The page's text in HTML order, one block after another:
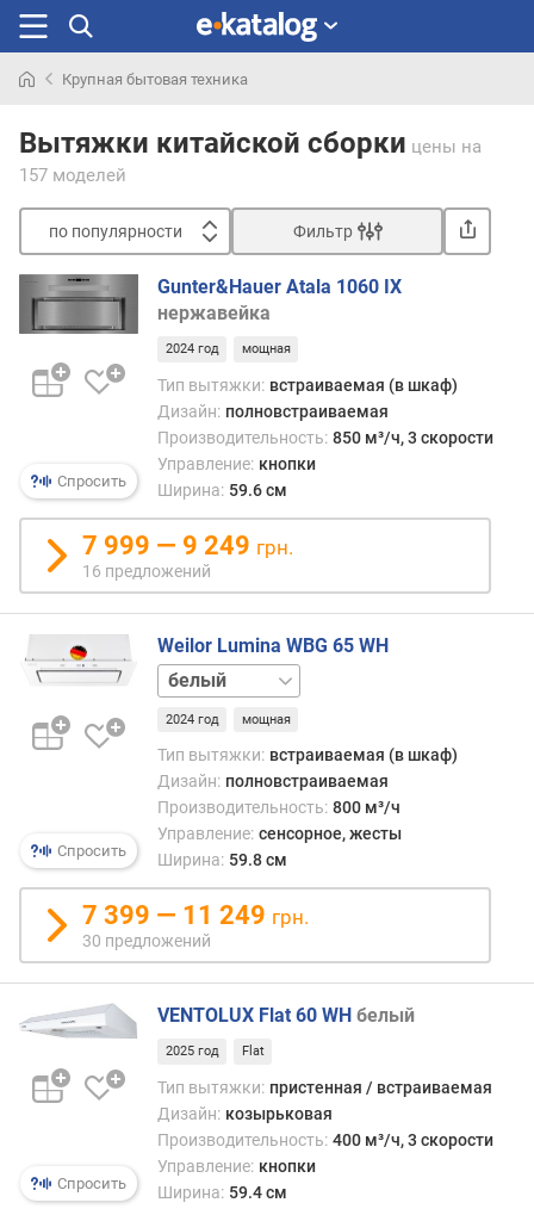
раньше
Крупная бытовая техника
Вытяжки китайской сборки цены на
157 моделей
по популярности
п
о
о
п
я
р
о
о
д
е
ы
х
д
р
г
м
д
о
Фильтр
Спросить
Gunter&Hauer Atala 1060 IX
нержавейка
2024 год мощная
Тип вытяжки: встраиваемая (в шкаф)
Дизайн: полновстраиваемая
Производительность: 850 м³/ч, 3 скорости
Управление: кнопки
Ширина: 59.6 см
7 999 — 9 249 грн.
16 предложений
Спросить
Weilor Lumina WBG 65 WH
черный
2024 год мощная
Тип вытяжки: встраиваемая (в шкаф)
Дизайн: полновстраиваемая
Производительность: 800 м³/ч
Управление: сенсорное, жесты
Ширина: 59.8 см
7 399 — 11 249 грн.
30 предложений
Спросить
VENTOLUX Flat 60 WH белый
2025 год Flat
Тип вытяжки: пристенная / встраиваемая
Дизайн: козырьковая
Производительность: 400 м³/ч, 3 скорости
Управление: кнопки
Ширина: 59.4 см